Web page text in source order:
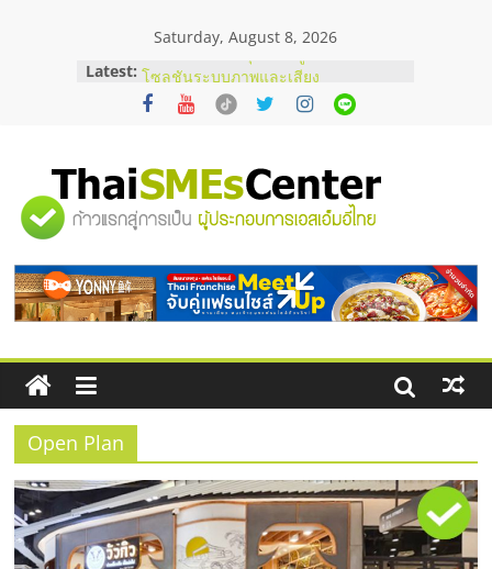
Saturday, August 8, 2026
Latest: ร้านเครื่องเสียงคุณภาพสูง พร้อม
โซลูชันระบบภาพและเสียง
บริษัท Cybersecurity ในไทยที่ไหนดี?
อยากหาเงินทุน เพิ่มสภาพคล่องให้ธุรกิจ
เริ่มยังไงให้ผ่านฉลุย
สัมมนาออนไลน์ โอกาสบริหารสถานี
สัมมนาลงทุน แฟรนไชส์ยอนนี่
ThaiFranchise Meet Up จับคู่แฟรน
ไชส์ ครั้งที่ 8
"ศูนย์
รวม
ข้อมูล
ธุรกิจ
SME
แห่ง
Open Plan